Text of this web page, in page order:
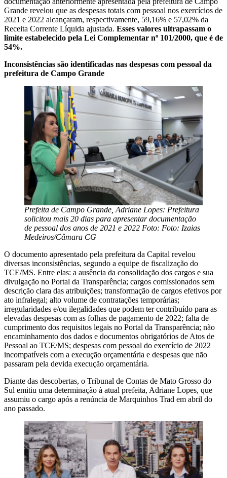
Grande revelou que as despesas totais com pessoal nos exercícios de
2021 e 2022 alcançaram, respectivamente, 59,16% e 57,02% da
Receita Corrente Líquida ajustada. Esses valores ultrapassam o
limite estabelecido pela Lei Complementar nº 101/2000, que é de
54%.
Inconsistências são identificadas nas despesas com pessoal da
prefeitura de Campo Grande
Prefeita de Campo Grande, Adriane Lopes: Prefeitura
solicitou mais 20 dias para apresentar documentação
de pessoal dos anos de 2021 e 2022 Foto: Foto: Izaias
Medeiros/Câmara CG
O documento apresentado pela prefeitura da Capital revelou
diversas inconsistências, segundo a equipe de fiscalização do
TCE/MS. Entre elas: a ausência da consolidação dos cargos e sua
divulgação no Portal da Transparência; cargos comissionados sem
descrição clara das atribuições; transformação de cargos efetivos por
ato infralegal; alto volume de contratações temporárias;
irregularidades e/ou ilegalidades que podem ter contribuído para as
elevadas despesas com as folhas de pagamento de 2022; falta de
cumprimento dos requisitos legais no Portal da Transparência; não
encaminhamento dos dados e documentos obrigatórios de Atos de
Pessoal ao TCE/MS; despesas com pessoal do exercício de 2022
incompatíveis com a execução orçamentária e despesas que não
passaram pela devida execução orçamentária.
Diante das descobertas, o Tribunal de Contas de Mato Grosso do
Sul emitiu uma determinação à atual prefeita, Adriane Lopes, que
assumiu o cargo após a renúncia de Marquinhos Trad em abril do
ano passado.